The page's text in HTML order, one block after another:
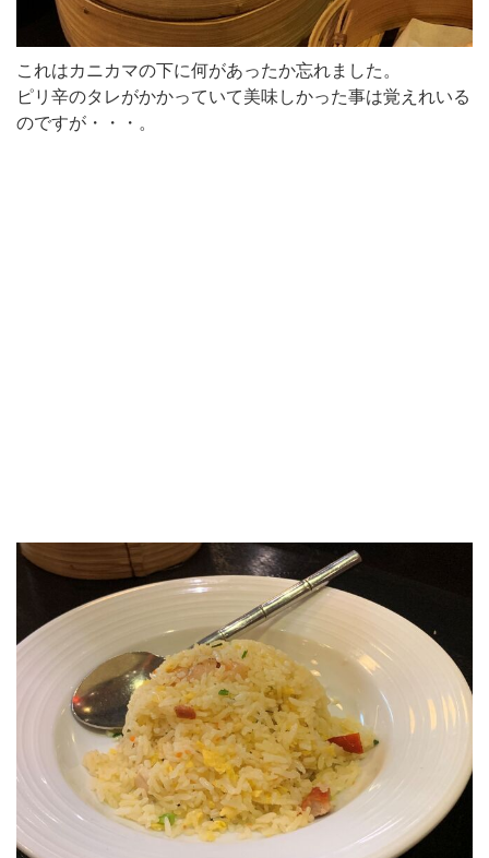
これはカニカマの下に何があったか忘れました。
ピリ辛のタレがかかっていて美味しかった事は覚えれいる
のですが・・・。